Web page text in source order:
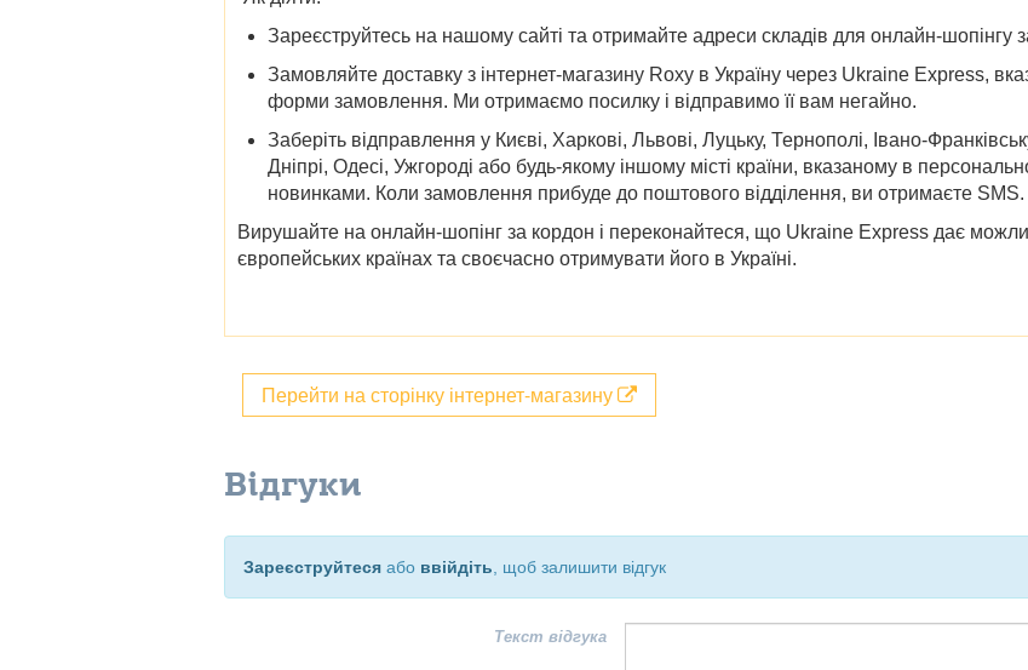
Зареєструйтесь на нашому сайті та отримайте адреси складів для онлайн-шопінгу
Замовляйте доставку з інтернет-магазину Roxy в Україну через Ukraine Express,
форми замовлення. Ми отримаємо посилку і відправимо її вам негайно.
Заберіть відправлення у Києві, Харкові, Львові, Луцьку, Тернополі, Івано-
Дніпрі, Одесі, Ужгороді або будь-якому іншому місті країни, вказаному в
новинками. Коли замовлення прибуде до поштового відділення, ви отримаєте SMS.
Вирушайте на онлайн-шопінг за кордон і переконайтеся, що Ukraine Express дає
європейських країнах та своєчасно отримувати його в Україні.
Перейти на сторінку інтернет-магазину
Відгуки
Зареєструйтеся або ввійдіть , щоб залишити відгук
Текст відгука